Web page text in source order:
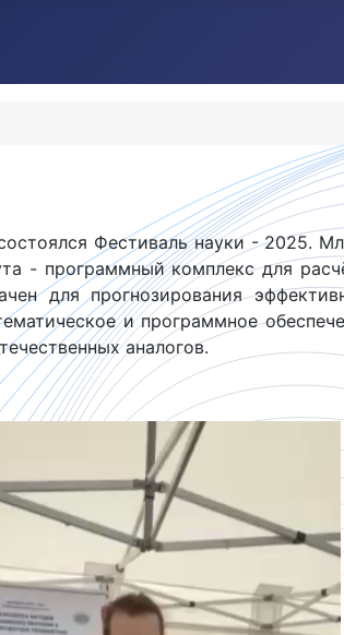
Фестиваль науки - 2025.
- программный комплекс для
для прогнозирования
и программное
аналогов.